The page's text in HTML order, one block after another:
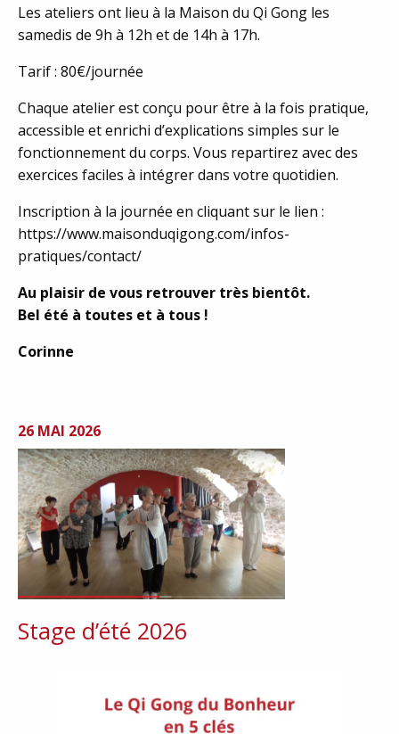
Les ateliers ont lieu à la Maison du Qi Gong les
samedis de 9h à 12h et de 14h à 17h.
Tarif : 80€/journée
Chaque atelier est conçu pour être à la fois pratique,
accessible et enrichi d’explications simples sur le
fonctionnement du corps. Vous repartirez avec des
exercices faciles à intégrer dans votre quotidien.
Inscription à la journée en cliquant sur le lien :
https://www.maisonduqigong.com/infos-
pratiques/contact/
Au plaisir de vous retrouver très bientôt.
Bel été à toutes et à tous !
Corinne
26 MAI 2026
Stage d’été 2026